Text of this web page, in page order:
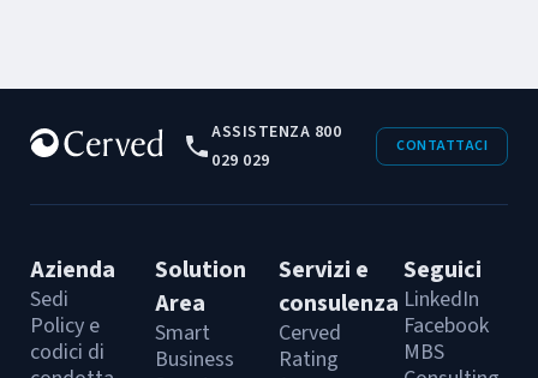
ASSISTENZA 800
029 029
CONTATTACI
Azienda
Sedi
Policy e
codici di
Solution
Area
Smart
Business
Servizi e
consulenza
Cerved
Rating
Seguici
LinkedIn
Facebook
MBS